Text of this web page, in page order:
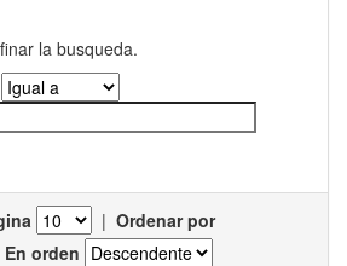
la busqueda.
| Ordenar por
En orden